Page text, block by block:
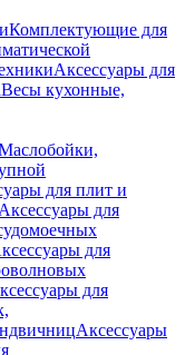
Комплектующие для
Аксессуары для
Весы кухонные,
для плит и
Аксессуары для
для
для
Аксессуары